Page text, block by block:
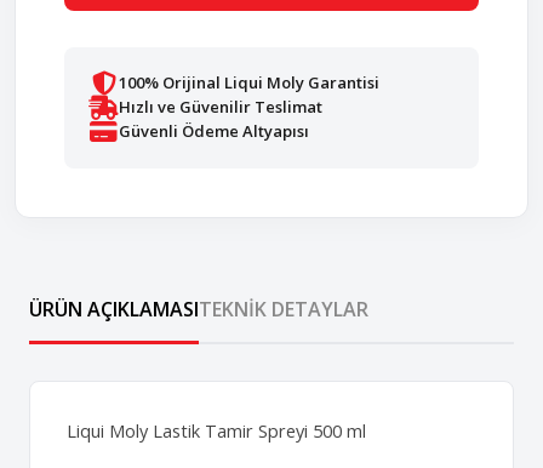
100% Orijinal Liqui Moly Garantisi
Hızlı ve Güvenilir Teslimat
Güvenli Ödeme Altyapısı
ÜRÜN AÇIKLAMASITEKNIK DETAYLAR
Liqui Moly Lastik Tamir Spreyi 500 ml